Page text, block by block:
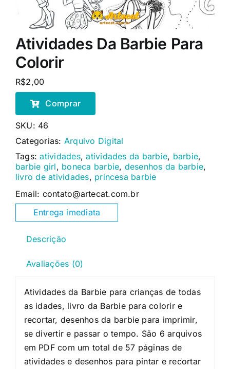
Atividades Da Barbie Para
Colorir
R$2,00
Comprar
SKU: 46
Categorias: Arquivo Digital
Tags:atividades,atividades da barbie, barbie,
barbie girl, boneca barbie, desenhos da barbie,
livro de atividades, princesa barbie
Email: contato@artecat.com.br
Entrega imediata
Descrição
Avaliações (0)
Atividades da Barbie para crianças de todas
as idades, livro da Barbie para colorir e
recortar, desenhos da barbie para imprimir,
se divertir e passar o tempo. São 6 arquivos
em PDF com um total de 57 páginas de
atividades e desenhos para pintar e recortar